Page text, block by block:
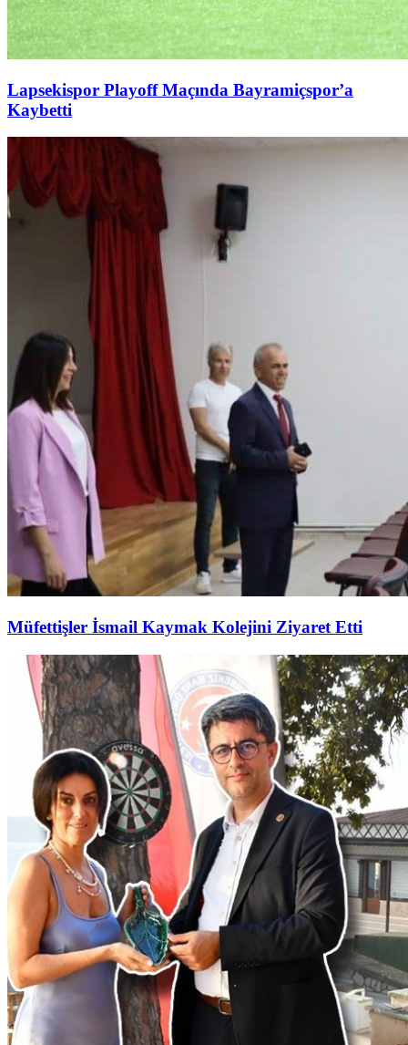
Lapsekispor Playoff Maçında Bayramiçspor’a
Kaybetti
Müfettişler İsmail Kaymak Kolejini Ziyaret Etti